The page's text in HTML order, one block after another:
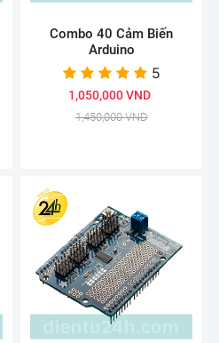
Combo 40 Cảm Biến
Arduino
5
1,050,000 VND
1,450,000 VND